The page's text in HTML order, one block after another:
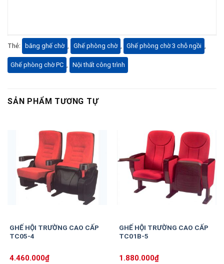
Thẻ: băng ghế chờ Ghế phòng chờ Ghế phòng chờ 3 chỗ ngồi
Ghế phòng chờ PC Nội thất công trình
SẢN PHẨM TƯƠNG TỰ
GHẾ HỘI TRƯỜNG CAO CẤP
TC05-4
4.460.000₫
GHẾ HỘI TRƯỜNG CAO CẤP
TC01B-5
1.880.000₫